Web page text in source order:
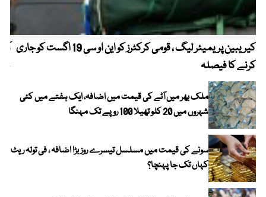
کیریبین پریمیئر لیگ ، قومی کرکٹرز کو این او سی 19 اگست کو جاری
کرنے کا فیصلہ
ملک بھر میں آٹے کی قیمت میں اضافہ، ایک ہفتے میں کئی
شہروں میں 20 کلو تھیلا 100 روپے تک مہنگا
سونے کی قیمت میں مسلسل تیسرے روز بڑا اضافہ ، فی تولہ ریٹ
کہاں تک جا پہنچا؟